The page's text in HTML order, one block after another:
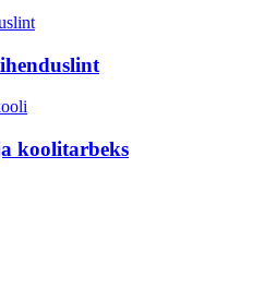
koolitarbeks